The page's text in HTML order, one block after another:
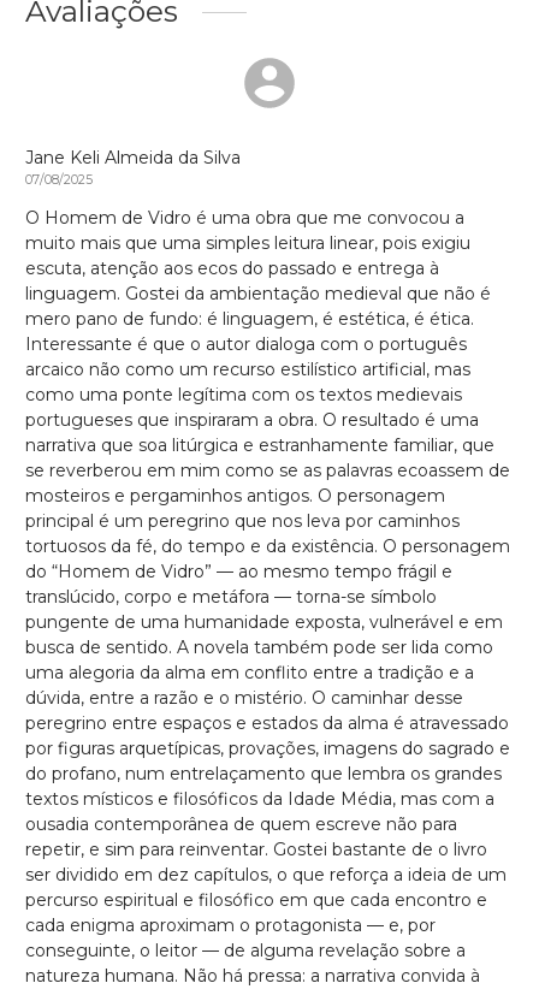
Avaliações
Jane Keli Almeida da Silva
07/08/2025
O Homem de Vidro é uma obra que me convocou a
muito mais que uma simples leitura linear, pois exigiu
escuta, atenção aos ecos do passado e entrega à
linguagem. Gostei da ambientação medieval que não é
mero pano de fundo: é linguagem, é estética, é ética.
Interessante é que o autor dialoga com o português
arcaico não como um recurso estilístico artificial, mas
como uma ponte legítima com os textos medievais
portugueses que inspiraram a obra. O resultado é uma
narrativa que soa litúrgica e estranhamente familiar, que
se reverberou em mim como se as palavras ecoassem de
mosteiros e pergaminhos antigos. O personagem
principal é um peregrino que nos leva por caminhos
tortuosos da fé, do tempo e da existência. O personagem
do “Homem de Vidro” — ao mesmo tempo frágil e
translúcido, corpo e metáfora — torna-se símbolo
pungente de uma humanidade exposta, vulnerável e em
busca de sentido. A novela também pode ser lida como
uma alegoria da alma em conflito entre a tradição e a
dúvida, entre a razão e o mistério. O caminhar desse
peregrino entre espaços e estados da alma é atravessado
por figuras arquetípicas, provações, imagens do sagrado e
do profano, num entrelaçamento que lembra os grandes
textos místicos e filosóficos da Idade Média, mas com a
ousadia contemporânea de quem escreve não para
repetir, e sim para reinventar. Gostei bastante de o livro
ser dividido em dez capítulos, o que reforça a ideia de um
percurso espiritual e filosófico em que cada encontro e
cada enigma aproximam o protagonista — e, por
conseguinte, o leitor — de alguma revelação sobre a
natureza humana. Não há pressa: a narrativa convida à